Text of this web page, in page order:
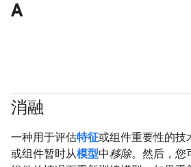
A
消融
一种用于评估特征或组件重要性的技
或组件暂时从模型中移除。然后，您